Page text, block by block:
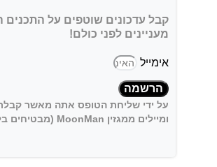
קבל עדכונים שוטפים על התכנים
מעניינים לפני כולם!
אימייל
הרשמה
על ידי שליחת הטופס אתה מאשר
ומיילים ממגזין MoonMan (מבטיחים בלי ספאם :)